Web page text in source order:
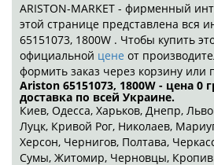
ARISTON-MARKET - фирменный
этой странице представлена вся
65151073, 1800W . Чтобы купить
официальной цене от
формить заказ через корзину или
Ariston 65151073, 1800W - цена 0
доставка по всей Украине.
Киев, Одесса, Харьков, Днепр,
Луцк, Кривой Рог, Николаев,
Херсон, Чернигов, Полтава,
Сумы, Житомир, Черновцы,